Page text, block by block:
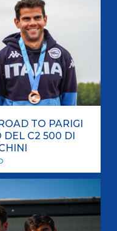
TO PARIGI
DEL C2 500 DI